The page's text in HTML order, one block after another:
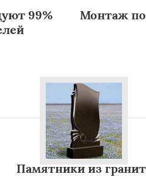
99%
Монтаж
Памятники из